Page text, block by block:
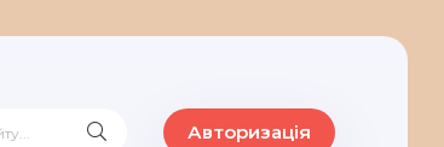
Авторизація